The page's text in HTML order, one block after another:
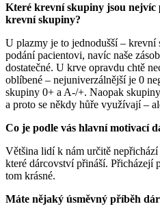
Které krevní skupiny jsou nejvíc
krevní skupiny?
U plazmy je to jednodušší –
podání pacientovi, navíc naše
dostatečné. U krve opravdu chtě
oblíbené – nejuniverzálnější je 0
skupiny 0+ a A-/+. Naopak
a proto se někdy hůře využívají –
Co je podle vás hlavní motivací
Většina lidí k nám určitě
které dárcovství přináší. Přicházejí
tom krásné.
Máte nějaký úsměvný příběh